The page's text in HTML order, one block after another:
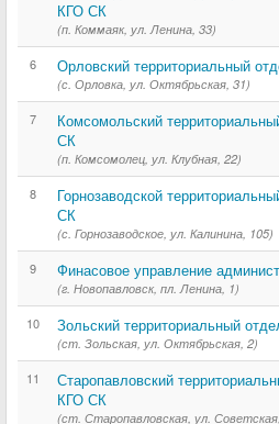
КГО СК
(п. Коммаяк, ул. Ленина, 33)
6 Орловский территориальный
(с. Орловка, ул. Октябрьская, 31)
7
Комсомольский
СК
(п. Комсомолец, ул. Клубная, 22)
8
Горнозаводской
СК
(с. Горнозаводское, ул. Калинина, 105)
9 Финасовое управление
(г. Новопавловск, пл. Ленина, 1)
10 Зольский территориальный
(ст. Зольская, ул. Октябрьская, 2)
11
Старопавловский
КГО СК
(ст. Старопавловская, ул.